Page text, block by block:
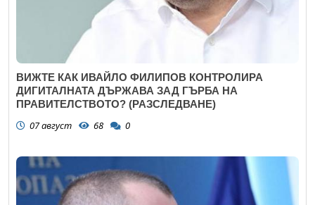
ВИЖТЕ КАК ИВАЙЛО ФИЛИПОВ КОНТРОЛИРА
ДИГИТАЛНАТА ДЪРЖАВА ЗАД ГЪРБА НА
ПРАВИТЕЛСТВОТО? (РАЗСЛЕДВАНЕ)
07 август 68 0